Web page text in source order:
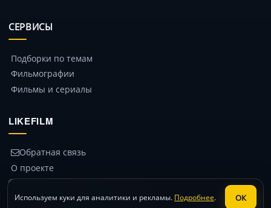
СЕРВИСЫ
Подборки по темам
Фильмографии
Фильмы и сериалы
LIKEFILM
Обратная связь
О проекте
© 2014 – 2026 likefilm.ru
Политика конфиденциальности
Используем куки для аналитики и рекламы. Подробнее. ОК